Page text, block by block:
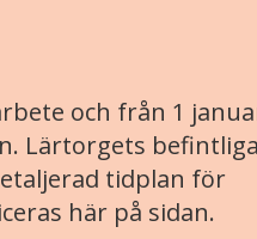
och från 1
Lärtorgets
tidplan för
här på sidan.